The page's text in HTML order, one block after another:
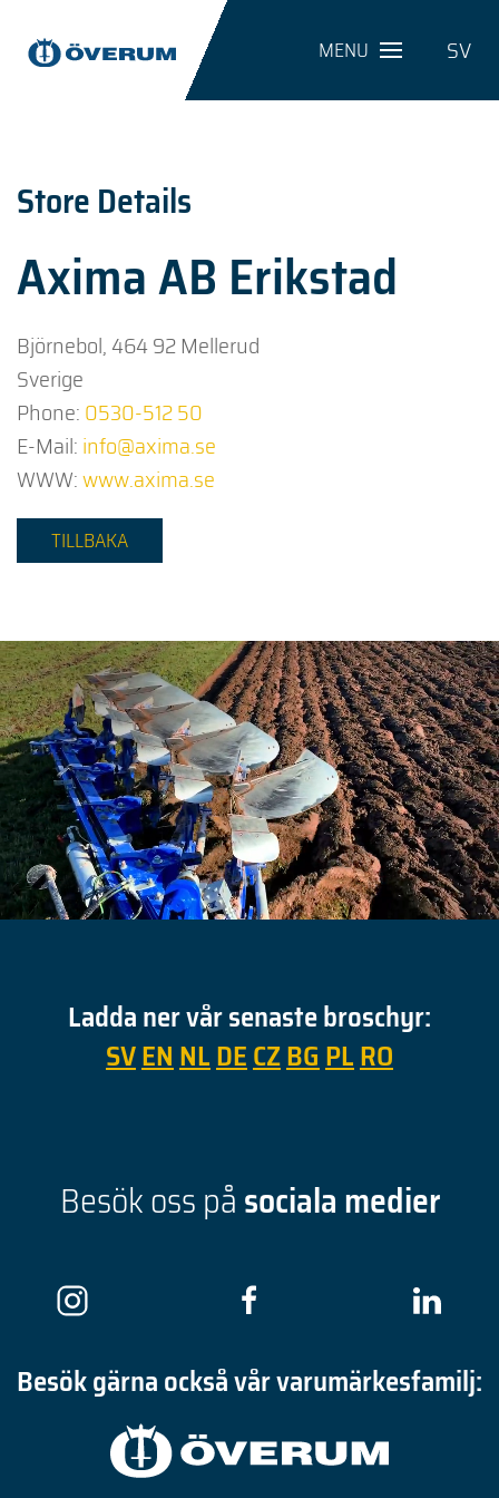
MENU SV
Store Details
Axima AB Erikstad
Björnebol, 464 92 Mellerud
Sverige
Phone:0530-512 50
E-Mail:info@axima.se
WWW:www.axima.se
TILLBAKA
Ladda ner vår senaste broschyr:
SVENNLDECZBGPLRO
Besök oss påsociala medier
Besök gärna också vår varumärkesfamilj: